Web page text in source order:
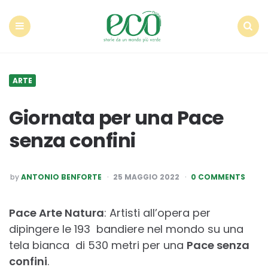
ARTE
Giornata per una Pace
senza confini
POSTED
BY
byANTONIO BENFORTE 25 MAGGIO 2022 0 COMMENTS
Pace Arte Natura: Artisti all’opera per
dipingere le 193 bandiere nel mondo su una
tela bianca di 530 metri per una Pace senza
confini.